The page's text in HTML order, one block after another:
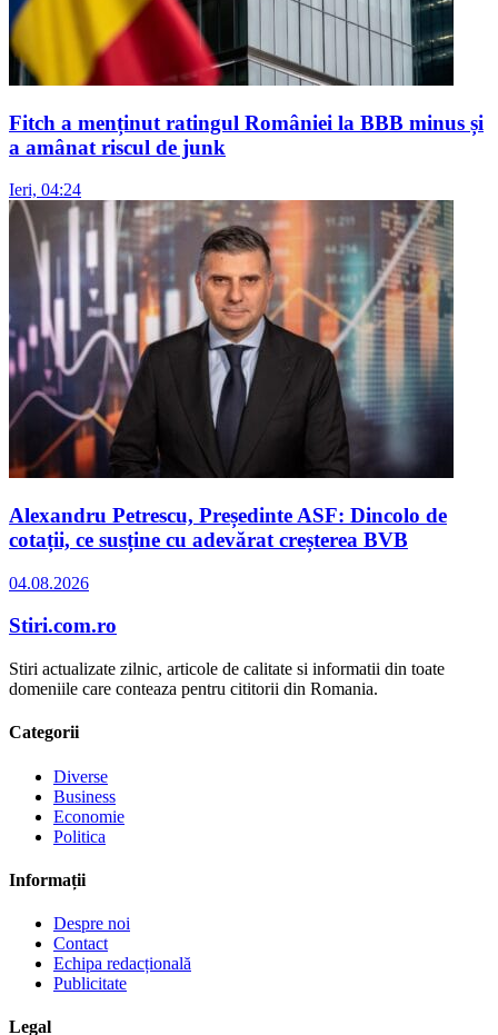
Fitch a menținut ratingul României la BBB minus și
a amânat riscul de junk
Ieri, 04:24
Alexandru Petrescu, Președinte ASF: Dincolo de
cotații, ce susține cu adevărat creșterea BVB
04.08.2026
Stiri.com.ro
Stiri actualizate zilnic, articole de calitate si informatii din toate
domeniile care conteaza pentru cititorii din Romania.
Categorii
Diverse
Business
Economie
Politica
Informații
Despre noi
Contact
Echipa redacțională
Publicitate
Legal